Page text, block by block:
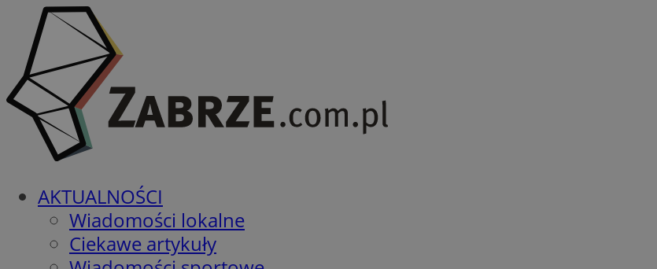
AKTUALNOŚCI
Wiadomości lokalne
Ciekawe artykuły